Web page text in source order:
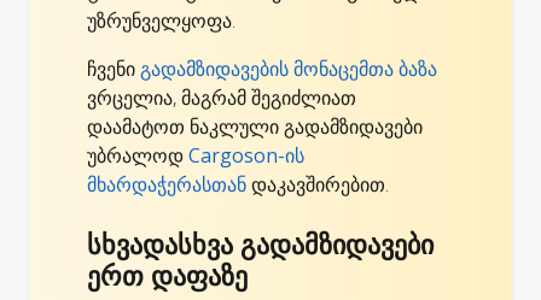
უზრუნველყოფა.
ჩვენიგადამზიდავების მონაცემთა ბაზა
ვრცელია, მაგრამ შეგიძლიათ
დაამატოთ ნაკლული გადამზიდავები
უბრალოდCargoson-ის
მხარდაჭერასთანდაკავშირებით.
სხვადასხვა გადამზიდავები
ერთ დაფაზე